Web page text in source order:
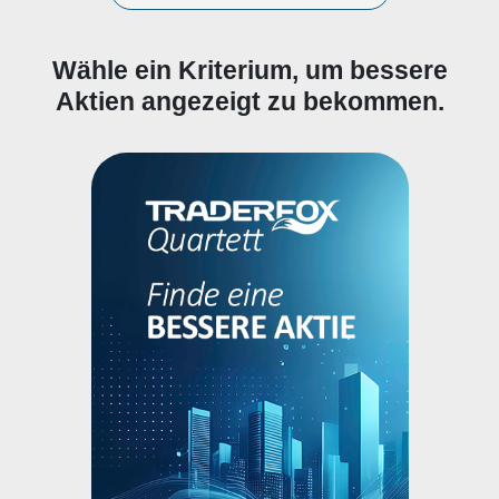
Wähle ein Kriterium, um bessere
Aktien angezeigt zu bekommen.